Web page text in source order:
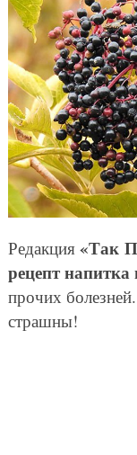
Редакция «Так
рецепт
прочих
страшны!